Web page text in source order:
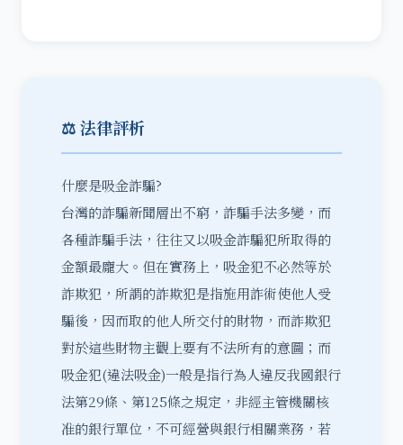
⚖️ 法律評析
什麼是吸金詐騙?
台灣的詐騙新聞層出不窮，詐騙手法多變，而
各種詐騙手法，往往又以吸金詐騙犯所取得的
金額最龐大。但在實務上，吸金犯不必然等於
詐欺犯 ，所謂的詐欺犯是指施用詐術使他人受
騙後，因而取的他人所交付的財物，而詐欺犯
對於這些財物主觀上要有不法所有的意圖；而
吸金犯(違法吸金)一般是指行為人違反我國銀行
法第29條、第125條之規定，非經主管機關核
准的銀行單位，不可經營與銀行相關業務，若